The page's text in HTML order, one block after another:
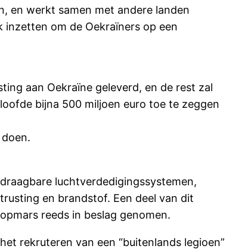
en werkt samen met andere landen
om de Oekraïners op een
aan Oekraïne geleverd, en de rest zal
bijna 500 miljoen euro toe te zeggen
luchtverdedigingssystemen,
en brandstof. Een deel van dit
reeds in beslag genomen.
rekruteren van een “buitenlands legioen”